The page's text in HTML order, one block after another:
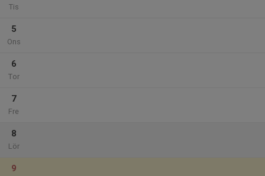
Tis
5
Ons
6
Tor
7
Fre
8
Lör
9